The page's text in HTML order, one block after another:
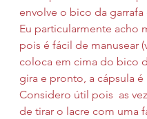
envolve o bico da garrafa
Eu particularmente acho
pois é fácil de manusear
coloca em cima do bico
gira e pronto, a cápsula é
Considero útil pois  as
de tirar o lacre com uma